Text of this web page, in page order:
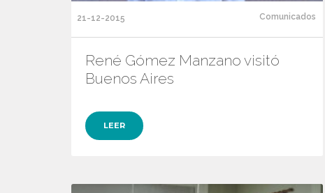
21-12-2015 Comunicados
René Gómez Manzano visitó
Buenos Aires
LEER